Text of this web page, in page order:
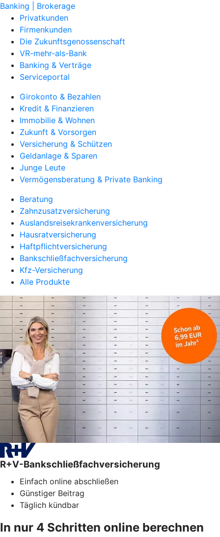
Banking | Brokerage
Privatkunden
Firmenkunden
Die Zukunftsgenossenschaft
VR-mehr-als-Bank
Banking & Verträge
Serviceportal
Girokonto & Bezahlen
Kredit & Finanzieren
Immobilie & Wohnen
Zukunft & Vorsorgen
Versicherung & Schützen
Geldanlage & Sparen
Junge Leute
Vermögensberatung & Private Banking
Beratung
Zahnzusatzversicherung
Auslandsreisekrankenversicherung
Hausratversicherung
Haftpflichtversicherung
Bankschließfachversicherung
Kfz-Versicherung
Alle Produkte
R+V-Bankschließfachversicherung
Einfach online abschließen
Günstiger Beitrag
Täglich kündbar
In nur 4 Schritten online berechnen